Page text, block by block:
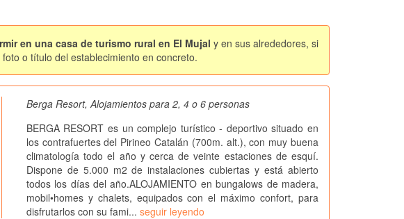
en una casa de turismo rural en El Mujal y en sus alrededores, si
o título del establecimiento en concreto.
Berga Resort, Alojamientos para 2, 4 o 6 personas
BERGA RESORT es un complejo turístico - deportivo situado en
los contrafuertes del Pirineo Catalán (700m. alt.), con muy buena
climatología todo el año y cerca de veinte estaciones de esquí.
Dispone de 5.000 m2 de instalaciones cubiertas y está abierto
todos los días del año.ALOJAMIENTO en bungalows de madera,
mobil•homes y chalets, equipados con el máximo confort, para
disfrutarlos con su fami... seguir leyendo